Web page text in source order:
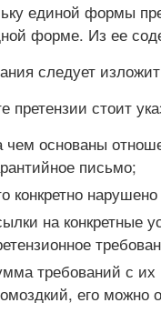
единой формы
форме. Из ее
следует
претензии стоит
чем основаны
письмо;
конкретно
на конкретные
требований с их
его можно